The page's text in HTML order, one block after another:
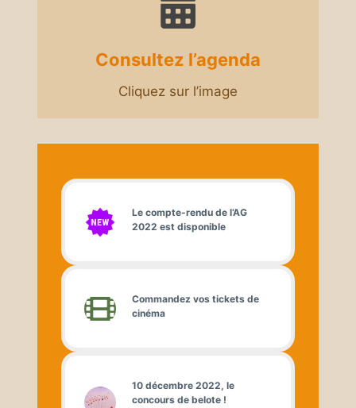
Consultez l’agenda
Cliquez sur l’image
Le compte-rendu de l’AG
2022 est disponible
Commandez vos tickets de
cinéma
10 décembre 2022, le
concours de belote !